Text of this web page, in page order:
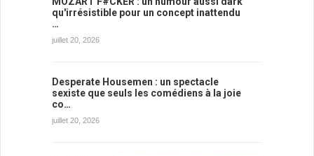
qu'irrésistible pour un concept inattendu
…
juillet 20, 2026
Desperate Housemen : un spectacle
sexiste que seuls les comédiens à la joie
co…
juillet 20, 2026